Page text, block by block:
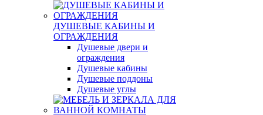
ДУШЕВЫЕ КАБИНЫ И
ОГРАЖДЕНИЯ
Душевые двери и
ограждения
Душевые кабины
Душевые поддоны
Душевые углы